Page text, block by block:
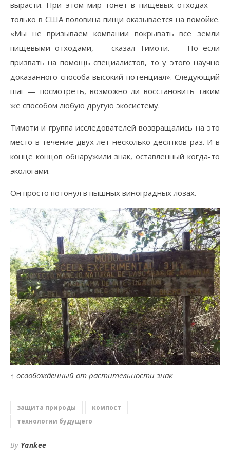
вырасти. При этом мир тонет в пищевых отходах —
только в США половина пищи оказывается на помойке.
«Мы не призываем компании покрывать все земли
пищевыми отходами, — сказал Тимоти. — Но если
призвать на помощь специалистов, то у этого научно
доказанного способа высокий потенциал». Следующий
шаг — посмотреть, возможно ли восстановить таким
же способом любую другую экосистему.
Тимоти и группа исследователей возвращались на это
место в течение двух лет несколько десятков раз. И в
конце концов обнаружили знак, оставленный когда-то
экологами.
Он просто потонул в пышных виноградных лозах.
↑ освобожденный от растительности знак
защита природы
компост
технологии будущего
By Yankee